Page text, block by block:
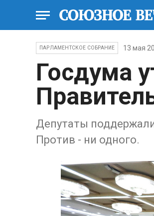
ПАРЛАМЕНТСКОЕ СОБРАНИЕ 13 мая
Госдума
Депутаты
Против - ни одного.